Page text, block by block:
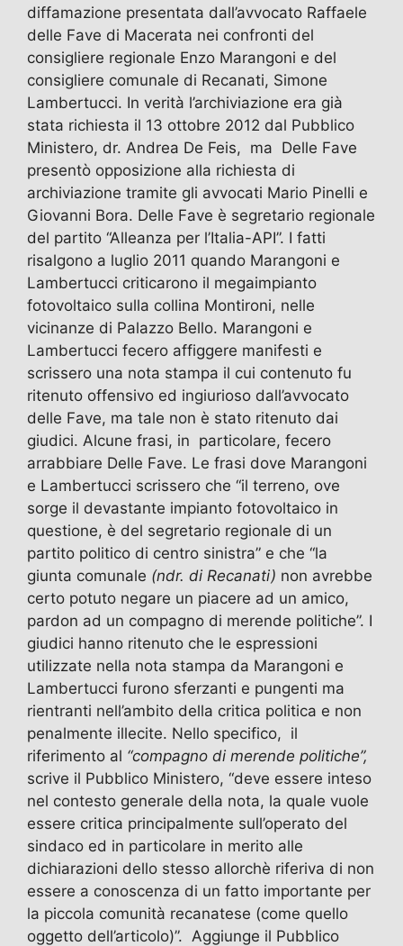
diffamazione presentata dall’avvocato Raffaele
delle Fave di Macerata nei confronti del
consigliere regionale Enzo Marangoni e del
consigliere comunale di Recanati, Simone
Lambertucci. In verità l’archiviazione era già
stata richiesta il 13 ottobre 2012 dal Pubblico
Ministero, dr. Andrea De Feis, ma Delle Fave
presentò opposizione alla richiesta di
archiviazione tramite gli avvocati Mario Pinelli e
Giovanni Bora. Delle Fave è segretario regionale
del partito “Alleanza per l’Italia-API”. I fatti
risalgono a luglio 2011 quando Marangoni e
Lambertucci criticarono il megaimpianto
fotovoltaico sulla collina Montironi, nelle
vicinanze di Palazzo Bello. Marangoni e
Lambertucci fecero affiggere manifesti e
scrissero una nota stampa il cui contenuto fu
ritenuto offensivo ed ingiurioso dall’avvocato
delle Fave, ma tale non è stato ritenuto dai
giudici. Alcune frasi, in particolare, fecero
arrabbiare Delle Fave. Le frasi dove Marangoni
e Lambertucci scrissero che “il terreno, ove
sorge il devastante impianto fotovoltaico in
questione, è del segretario regionale di un
partito politico di centro sinistra” e che “la
giunta comunale (ndr. di Recanati) non avrebbe
certo potuto negare un piacere ad un amico,
pardon ad un compagno di merende politiche”. I
giudici hanno ritenuto che le espressioni
utilizzate nella nota stampa da Marangoni e
Lambertucci furono sferzanti e pungenti ma
rientranti nell’ambito della critica politica e non
penalmente illecite. Nello specifico, il
riferimento al “compagno di merende politiche”,
scrive il Pubblico Ministero, “deve essere inteso
nel contesto generale della nota, la quale vuole
essere critica principalmente sull’operato del
sindaco ed in particolare in merito alle
dichiarazioni dello stesso allorchè riferiva di non
essere a conoscenza di un fatto importante per
la piccola comunità recanatese (come quello
oggetto dell’articolo)”. Aggiunge il Pubblico